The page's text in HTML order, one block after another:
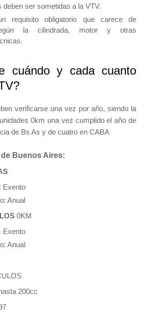
deben ser sometidas a la VTV.
requisito obligatorio que carece de
la cilindrada, motor y otras
cuándo y cada cuanto
verificarse una vez por año, siendo la
0km una vez cumplido el año de
de Bs As y de cuatro en CABA
Buenos Aires:
Exento
Anual
0KM
Exento
Anual
200cc